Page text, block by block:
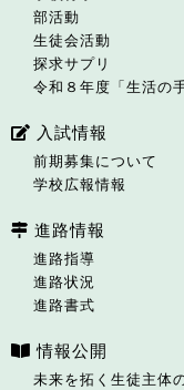
部活動
生徒会活動
探求サプリ
令和８年度「生活の
入試情報
前期募集について
学校広報情報
進路情報
進路指導
進路状況
進路書式
情報公開
未来を拓く生徒主体